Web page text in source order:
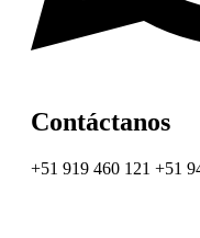
Contáctanos
+51 919 460 121 +51